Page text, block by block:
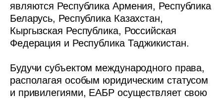
являются Республика Армения, Республика
Беларусь, Республика Казахстан,
Кыргызская Республика, Российская
Федерация и Республика Таджикистан.
Будучи субъектом международного права,
располагая особым юридическим статусом
и привилегиями, ЕАБР осуществляет свою